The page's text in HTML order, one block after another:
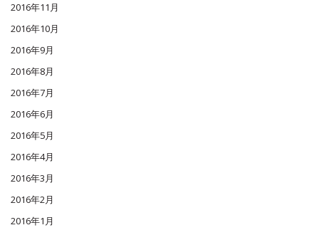
2016年11月
2016年10月
2016年9月
2016年8月
2016年7月
2016年6月
2016年5月
2016年4月
2016年3月
2016年2月
2016年1月